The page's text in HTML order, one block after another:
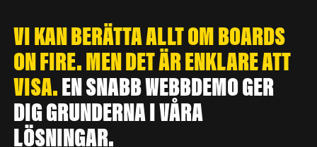
VI KAN BERÄTTA ALLT OM BOARDS
ON FIRE. MEN DET ÄR ENKLARE ATT
VISA.EN SNABB WEBBDEMO GER
DIG GRUNDERNA I VÅRA
LÖSNINGAR.